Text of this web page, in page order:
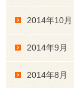
2014年10月
2014年9月
2014年8月